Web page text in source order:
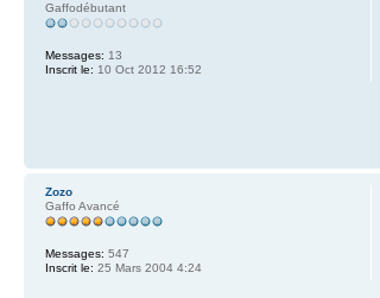
Gaffodébutant
Messages: 13
Inscrit le: 10 Oct 2012 16:52
Zozo
Gaffo Avancé
Messages: 547
Inscrit le: 25 Mars 2004 4:24